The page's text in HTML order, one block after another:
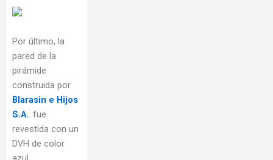
Por último, la
pared de la
pirámide
construida por
Blarasin e Hijos
S.A.. fue
revestida con un
DVH de color